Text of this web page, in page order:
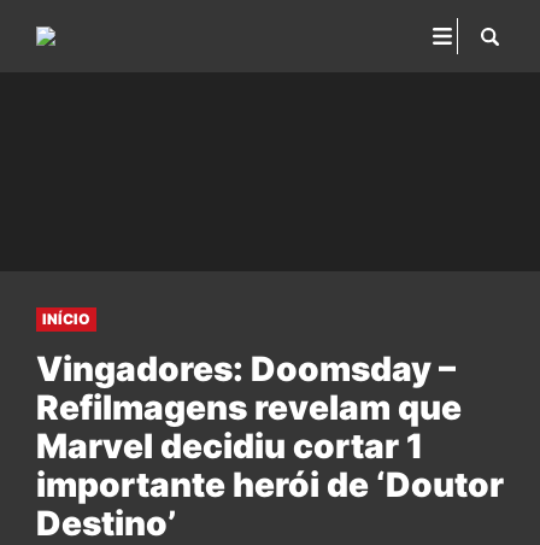
INÍCIO
Vingadores: Doomsday –
Refilmagens revelam que
Marvel decidiu cortar 1
importante herói de ‘Doutor
Destino’